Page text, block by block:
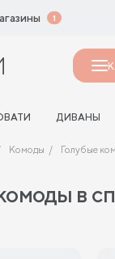
1
ДИВАНЫ
Комоды Голубые
в